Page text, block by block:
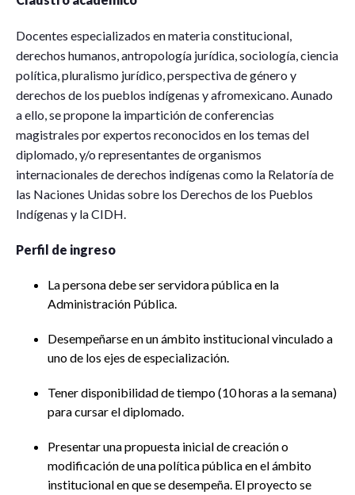
Docentes especializados en materia constitucional,
derechos humanos, antropología jurídica, sociología, ciencia
política, pluralismo jurídico, perspectiva de género y
derechos de los pueblos indígenas y afromexicano. Aunado
a ello, se propone la impartición de conferencias
magistrales por expertos reconocidos en los temas del
diplomado, y/o representantes de organismos
internacionales de derechos indígenas como la Relatoría de
las Naciones Unidas sobre los Derechos de los Pueblos
Indígenas y la CIDH.
Perfil de ingreso
La persona debe ser servidora pública en la
Administración Pública.
Desempeñarse en un ámbito institucional vinculado a
uno de los ejes de especialización.
Tener disponibilidad de tiempo (10 horas a la semana)
para cursar el diplomado.
Presentar una propuesta inicial de creación o
modificación de una política pública en el ámbito
institucional en que se desempeña. El proyecto se